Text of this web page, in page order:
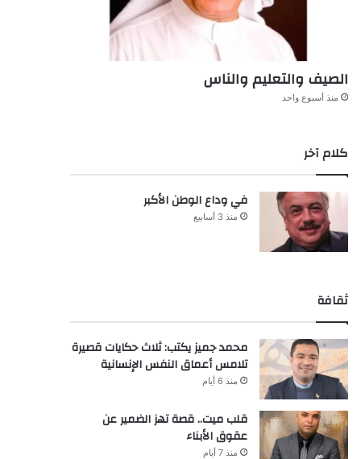
الصيف والتعليم والناس
منذ أسبوع واحد
كلام آخر
في وداع الوطن الأكبر
منذ 3 أسابيع
ثقافة
محمد جميز يكتب: ثلاث حكايات قصيرة
تلامس أعماق النفس الإنسانية
منذ 6 أيام
قلب ميت.. قصة تهز الضمير عن
عقوق الأبناء
منذ 7 أيام